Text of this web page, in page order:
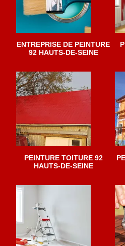
ENTREPRISE DE PEINTURE
92 HAUTS-DE-SEINE
PEINTURE TOITURE 92
HAUTS-DE-SEINE